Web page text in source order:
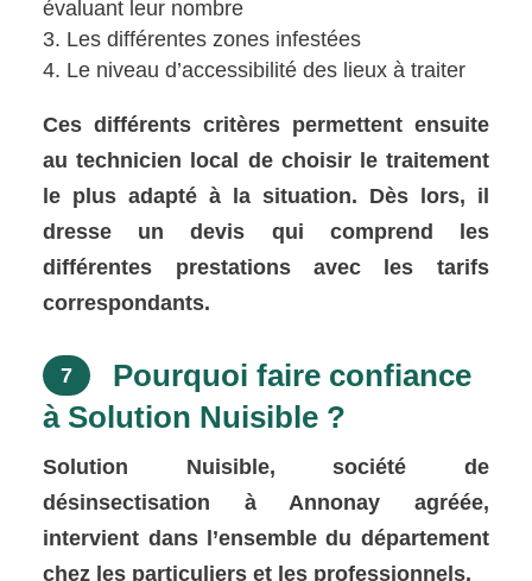
évaluant leur nombre
Les différentes zones infestées
Le niveau d’accessibilité des lieux à traiter
Ces différents critères permettent ensuite
au technicien local de choisir le traitement
le plus adapté à la situation. Dès lors, il
dresse un devis qui comprend les
différentes prestations avec les tarifs
correspondants.
7
Pourquoi faire confiance
à Solution Nuisible ?
Solution Nuisible, société de
désinsectisation à Annonay agréée,
intervient dans l’ensemble du département
chez les particuliers et les professionnels.